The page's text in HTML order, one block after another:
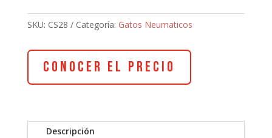
SKU: CS28 Categoría: Gatos Neumaticos
Conocer el Precio
Descripción